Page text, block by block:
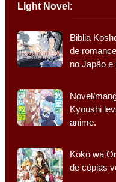
Light Novel:
Biblia
de
no Japão e
Novel/
Kyoushi
anime.
Koko wa
de cópias